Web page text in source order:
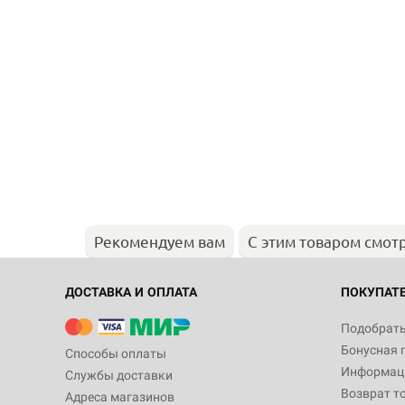
Рекомендуем вам С этим товаром
ДОСТАВКА И ОПЛАТА
Способы оплаты
Службы доставки
Адреса магазинов
Бонусная
Возврат